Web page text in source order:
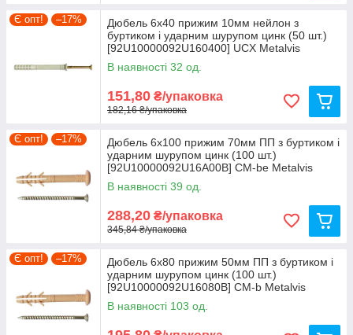
Є опт! –17%
Дюбель 6х40 прижим 10мм нейлон з
буртиком і ударним шурупом цинк (50 шт.)
[92U10000092U160400] UCX Metalvis
В наявності 32 од.
151,80 ₴/упаковка
182,16 ₴/упаковка
Є опт! –17%
Дюбель 6х100 прижим 70мм ПП з буртиком і
ударним шурупом цинк (100 шт.)
[92U10000092U16A00B] CM-be Metalvis
В наявності 39 од.
288,20 ₴/упаковка
345,84 ₴/упаковка
Є опт! –17%
Дюбель 6х80 прижим 50мм ПП з буртиком і
ударним шурупом цинк (100 шт.)
[92U10000092U16080B] CM-b Metalvis
В наявності 103 од.